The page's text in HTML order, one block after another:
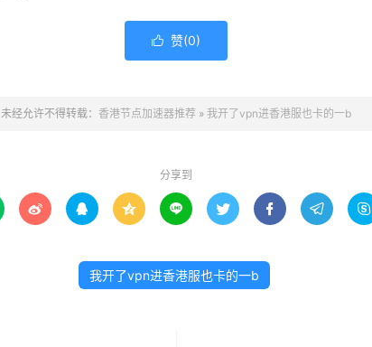
 赞(0)
未经允许不得转载： 香港节点加速器推荐 » 我开了vpn进香港服也卡的一b
分享到
       
我开了vpn进香港服也卡的一b